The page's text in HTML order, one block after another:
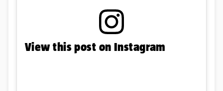
View this post on Instagram